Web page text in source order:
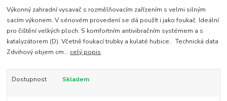
Výkonný zahradní vysavač s rozmělňovacím zařízením s velmi silným
sacím výkonem. V sériovém provedení se dá použít i jako foukač. Ideální
pro čištění velkých ploch. S komfortním antivibračním systémem a s
katalyzátorem (D). Včetně foukací trubky a kulaté hubice. Technická data
Zdvihový objem cm... celý popis
Dostupnost Skladem